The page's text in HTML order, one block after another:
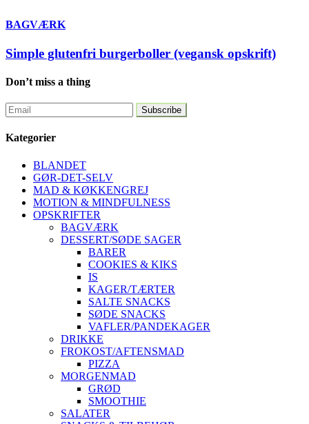
BAGVÆRK
Simple glutenfri burgerboller (vegansk opskrift)
Don’t miss a thing
Kategorier
BLANDET
GØR-DET-SELV
MAD & KØKKENGREJ
MOTION & MINDFULNESS
OPSKRIFTER
BAGVÆRK
DESSERT/SØDE SAGER
BARER
COOKIES & KIKS
IS
KAGER/TÆRTER
SALTE SNACKS
SØDE SNACKS
VAFLER/PANDEKAGER
DRIKKE
FROKOST/AFTENSMAD
PIZZA
MORGENMAD
GRØD
SMOOTHIE
SALATER